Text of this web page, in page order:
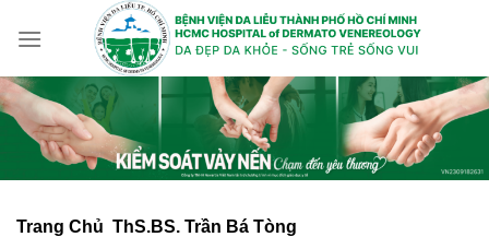
Trang Chủ ThS.BS. Trần Bá Tòng